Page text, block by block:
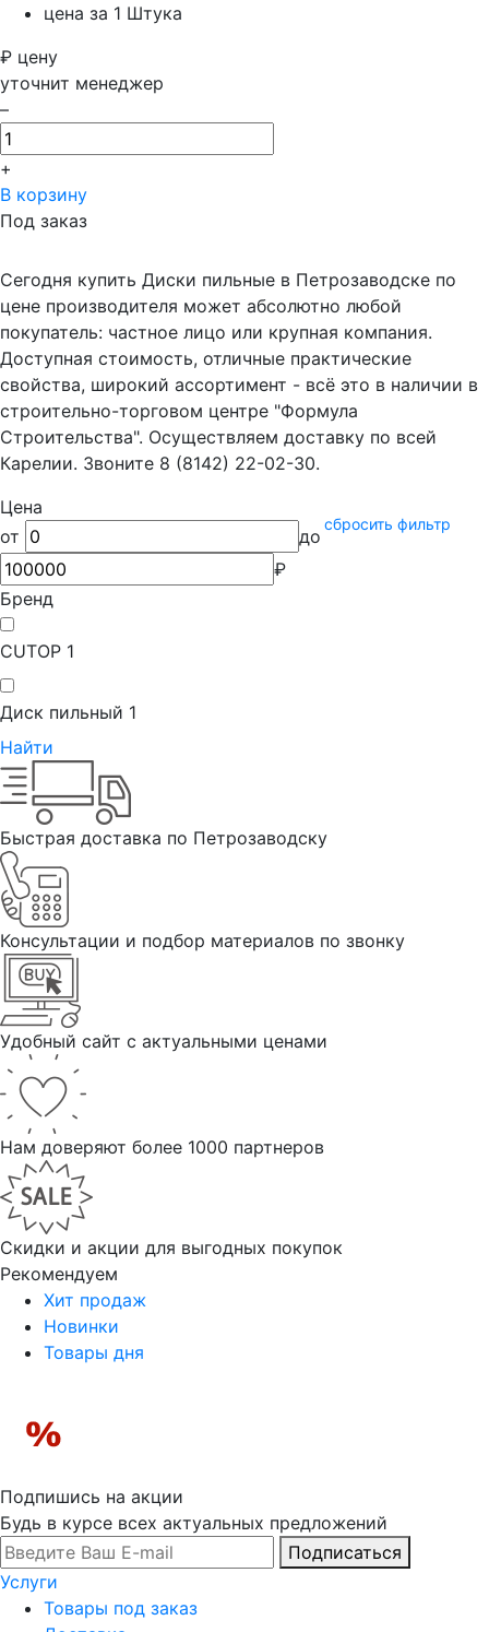
цена за 1 Штука
₽ цену
уточнит менеджер
–
+
В корзину
Под заказ
Сегодня купить Диски пильные в Петрозаводске по
цене производителя может абсолютно любой
покупатель: частное лицо или крупная компания.
Доступная стоимость, отличные практические
свойства, широкий ассортимент - всё это в наличии в
строительно-торговом центре "Формула
Строительства". Осуществляем доставку по всей
Карелии. Звоните 8 (8142) 22-02-30.
сбросить фильтр
Цена
от
до
₽
Бренд
CUTOP 1
Диск пильный 1
Найти
Быстрая доставка по Петрозаводску
Консультации и подбор материалов по звонку
Удобный сайт с актуальными ценами
Нам доверяют более 1000 партнеров
Скидки и акции для выгодных покупок
Рекомендуем
Хит продаж
Новинки
Товары дня
Подпишись на акции
Будь в курсе всех актуальных предложений
Подписаться
Услуги
Товары под заказ